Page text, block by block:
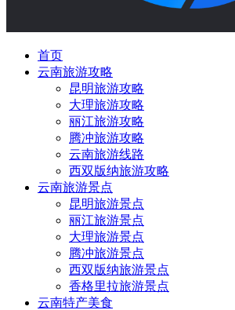
首页
云南旅游攻略
昆明旅游攻略
大理旅游攻略
丽江旅游攻略
腾冲旅游攻略
云南旅游线路
西双版纳旅游攻略
云南旅游景点
昆明旅游景点
丽江旅游景点
大理旅游景点
腾冲旅游景点
西双版纳旅游景点
香格里拉旅游景点
云南特产美食